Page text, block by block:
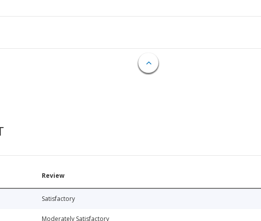
Review
Satisfactory
Moderately Satisfactory